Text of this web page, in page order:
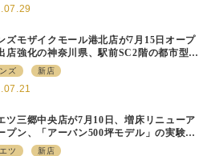
ズモザイクモール港北店が7月15日オープ
店強化の神奈川県、駅前SC2階の都市型小
ズ 新店
ツ三郷中央店が7月10日、増床リニューア
プン、「アーバン500坪モデル」の実験を
、駅前立地受け、寿司を象徴に
ツ 新店